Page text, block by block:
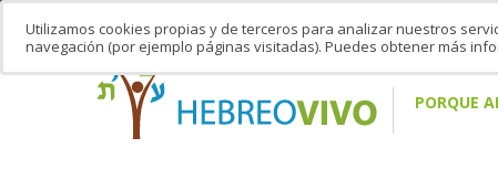
PORQUE
Utilizamos cookies propias y de terceros para analizar nuestros
navegación (por ejemplo páginas visitadas). Puedes obtener más